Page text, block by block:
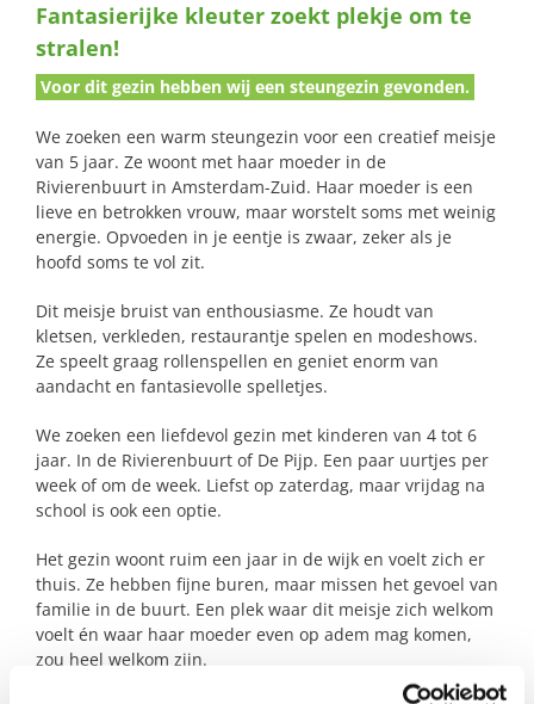
naar:
Fantasierijke kleuter zoekt plekje om te
stralen!
Voor dit gezin hebben wij een steungezin gevonden.
We zoeken een warm steungezin voor een creatief meisje
van 5 jaar. Ze woont met haar moeder in de
Rivierenbuurt in Amsterdam-Zuid. Haar moeder is een
lieve en betrokken vrouw, maar worstelt soms met weinig
energie. Opvoeden in je eentje is zwaar, zeker als je
hoofd soms te vol zit.
Dit meisje bruist van enthousiasme. Ze houdt van
kletsen, verkleden, restaurantje spelen en modeshows.
Ze speelt graag rollenspellen en geniet enorm van
aandacht en fantasievolle spelletjes.
We zoeken een liefdevol gezin met kinderen van 4 tot 6
jaar. In de Rivierenbuurt of De Pijp. Een paar uurtjes per
week of om de week. Liefst op zaterdag, maar vrijdag na
school is ook een optie.
Het gezin woont ruim een jaar in de wijk en voelt zich er
thuis. Ze hebben fijne buren, maar missen het gevoel van
familie in de buurt. Een plek waar dit meisje zich welkom
voelt én waar haar moeder even op adem mag komen,
zou heel welkom zijn.